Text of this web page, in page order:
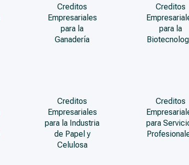
Creditos
Empresariales
para la
Ganadería
Creditos
para la
Creditos
Empresariales
para la Industria
de Papel y
Celulosa
Creditos
para